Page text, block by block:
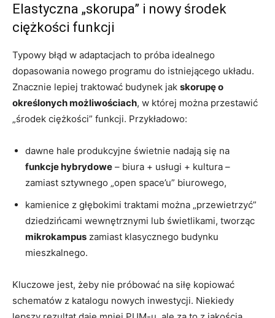
Elastyczna „skorupa” i nowy środek
ciężkości funkcji
Typowy błąd w adaptacjach to próba idealnego
dopasowania nowego programu do istniejącego układu.
Znacznie lepiej traktować budynek jak skorupę o
określonych możliwościach, w której można przestawić
„środek ciężkości” funkcji. Przykładowo:
dawne hale produkcyjne świetnie nadają się na
funkcje hybrydowe – biura + usługi + kultura –
zamiast sztywnego „open space’u” biurowego,
kamienice z głębokimi traktami można „przewietrzyć”
dziedzińcami wewnętrznymi lub świetlikami, tworząc
mikrokampus zamiast klasycznego budynku
mieszkalnego.
Kluczowe jest, żeby nie próbować na siłę kopiować
schematów z katalogu nowych inwestycji. Niekiedy